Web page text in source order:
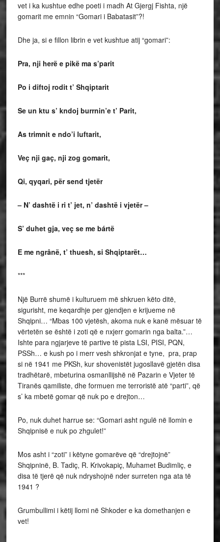
vet i ka kushtue edhe poeti i madh At Gjergj Fishta, një
gomarit me emnin “Gomari i Babatasit”?!
Dhe ja, si e fillon librin e vet kushtue atij “gomari”:
Pra, nji herë e pikë ma s’parit
Po i diftoj rodit t’ Shqiptarit
Se un ktu s’ kndoj burrnin’e t’ Parit,
As trimnit e ndo’i luftarit,
Veç nji gaç, nji zog gomarit,
Qi, qyqari, për send tjetër
– N’ dashtë i ri t’ jet, n’ dashtë i vjetër –
S’ duhet gja, veç se me bártë
E me ngrânë, t’ thuesh, si Shqiptarët…
***
Një Burrë shumë i kulturuem më shkruen këto ditë,
sigurisht, me keqardhje per gjendjen e krijueme në
Shqipni… “Mbas 100 vjetësh, akoma nuk e kanë mësuar të
vërtetën se është i zoti që e nxjerr gomarin nga balta.”…
Ishte para ngjarjeve të partive të pista LSI, PISI, PQN,
PSSh… e kush po i merr vesh shkronjat e tyne, pra, prap
si në 1941 me PKSh, kur shovenistët jugosllavë gjetën disa
tradhëtarë, mbeturina osmanllijshë në Pazarin e Vjeter të
Tiranës qamiliste, dhe formuen me terroristë atë “parti”, që
s’ ka mbetë gomar që nuk po e drejton…
Po, nuk duhet harrue se: “Gomari asht ngulë në llomin e
Shqipnisë e nuk po zhgulet!”
Mos asht i “zoti” i këtyne gomarëve që “drejtojnë”
Shqipninë, B. Tadiç, R. Krivokapiç, Muhamet Budimliç, e
disa të tjerë që nuk ndryshojnë nder surreten nga ata të
1941 ?
Grumbullimi i këtij llomi në Shkoder e ka domethanjen e
vet!